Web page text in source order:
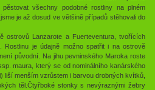
všechny podobné rostliny na plném
je až dosud ve většině případů stěhovali do
ostrovů Lanzarote a Fuerteventura, tvořících
Rostlinu je údajně možno spatřit i na ostrově
původní. Na jihu pevninského Maroka roste
maura, který se od nominálního kanárského
liší menším vzrůstem i barvou drobných kvítků,
těl. Čtyřboké stonky s nevýraznými žebry